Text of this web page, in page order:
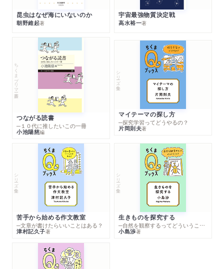
昆虫はなぜ海にいないのか
朝野維起著
宇宙最強物質決定戦
高水裕一著
ちくまプリマー新書
つながる読書
─１０代に推したいこの一冊
小池陽慈編
シリーズ・全集
マイテーマの探し方
─探究学習ってどうやるの？
片岡則夫著
シリーズ・全集
苦手から始める作文教室
─文章が書けたらいいことはある？
津村記久子著
シリーズ・全集
生きものを探究する
─自然を観察するってどういうこと？
小島渉著